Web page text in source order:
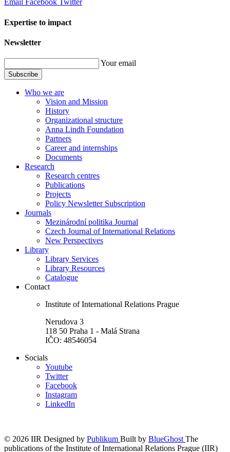
Email Facebook Twitter
Expertise to impact
Newsletter
Your email
Subscribe
Who we are
Vision and Mission
History
Organizational structure
Anna Lindh Foundation
Partners
Career and internships
Documents
Research
Research centres
Publications
Projects
Policy Newsletter Subscription
Journals
Mezinárodní politika Journal
Czech Journal of International Relations
New Perspectives
Library
Library Services
Library Resources
Catalogue
Contact
Institute of International Relations Prague
Nerudova 3
118 50 Praha 1 - Malá Strana
IČO: 48546054
Socials
Youtube
Twitter
Facebook
Instagram
LinkedIn
© 2026 IIR Designed by Publikum Built by BlueGhost The
publications of the Institute of International Relations Prague (IIR)